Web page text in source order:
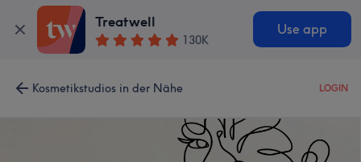
Treatwell
130K
Use app
Kosmetikstudios in der Nähe LOGIN